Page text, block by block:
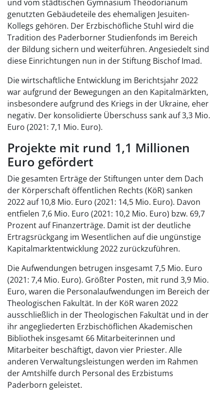
und vom städtischen Gymnasium Theodorianum
genutzten Gebäudeteile des ehemaligen Jesuiten-
Kollegs gehören. Der Erzbischöfliche Stuhl wird die
Tradition des Paderborner Studienfonds im Bereich
der Bildung sichern und weiterführen. Angesiedelt sind
diese Einrichtungen nun in der Stiftung Bischof Imad.
Die wirtschaftliche Entwicklung im Berichtsjahr 2022
war aufgrund der Bewegungen an den Kapitalmärkten,
insbesondere aufgrund des Kriegs in der Ukraine, eher
negativ. Der konsolidierte Überschuss sank auf 3,3 Mio.
Euro (2021: 7,1 Mio. Euro).
Projekte mit rund 1,1 Millionen
Euro gefördert
Die gesamten Erträge der Stiftungen unter dem Dach
der Körperschaft öffentlichen Rechts (KöR) sanken
2022 auf 10,8 Mio. Euro (2021: 14,5 Mio. Euro). Davon
entfielen 7,6 Mio. Euro (2021: 10,2 Mio. Euro) bzw. 69,7
Prozent auf Finanzerträge. Damit ist der deutliche
Ertragsrückgang im Wesentlichen auf die ungünstige
Kapitalmarktentwicklung 2022 zurückzuführen.
Die Aufwendungen betrugen insgesamt 7,5 Mio. Euro
(2021: 7,4 Mio. Euro). Größter Posten, mit rund 3,9 Mio.
Euro, waren die Personalaufwendungen im Bereich der
Theologischen Fakultät. In der KöR waren 2022
ausschließlich in der Theologischen Fakultät und in der
ihr angegliederten Erzbischöflichen Akademischen
Bibliothek insgesamt 66 Mitarbeiterinnen und
Mitarbeiter beschäftigt, davon vier Priester. Alle
anderen Verwaltungsleistungen werden im Rahmen
der Amtshilfe durch Personal des Erzbistums
Paderborn geleistet.